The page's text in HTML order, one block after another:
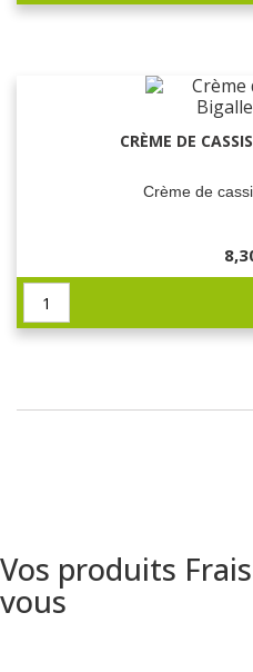
CRÈME DE
Crème de
Vos produits
vous